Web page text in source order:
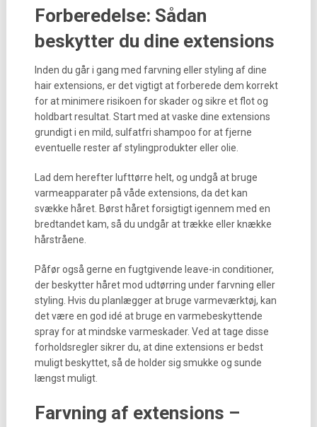
Forberedelse: Sådan
beskytter du dine extensions
Inden du går i gang med farvning eller styling af dine
hair extensions, er det vigtigt at forberede dem korrekt
for at minimere risikoen for skader og sikre et flot og
holdbart resultat. Start med at vaske dine extensions
grundigt i en mild, sulfatfri shampoo for at fjerne
eventuelle rester af stylingprodukter eller olie.
Lad dem herefter lufttørre helt, og undgå at bruge
varmeapparater på våde extensions, da det kan
svække håret. Børst håret forsigtigt igennem med en
bredtandet kam, så du undgår at trække eller knække
hårstråene.
Påfør også gerne en fugtgivende leave-in conditioner,
der beskytter håret mod udtørring under farvning eller
styling. Hvis du planlægger at bruge varmeværktøj, kan
det være en god idé at bruge en varmebeskyttende
spray for at mindske varmeskader. Ved at tage disse
forholdsregler sikrer du, at dine extensions er bedst
muligt beskyttet, så de holder sig smukke og sunde
længst muligt.
Farvning af extensions –